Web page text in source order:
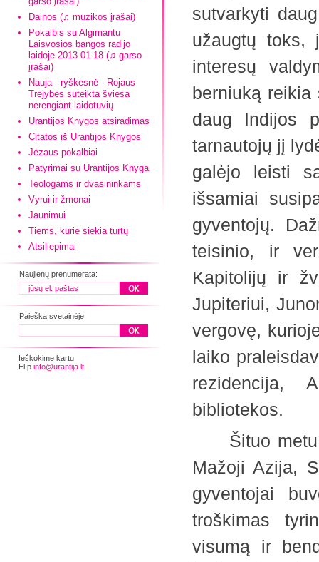
Dainos (♫ muzikos įrašai)
Pokalbis su Algimantu
Laisvosios bangos radijo
laidoje 2013 01 18 (♫ garso
įrašai)
Nauja - ryškesnė - Rojaus
Trejybės suteikta šviesa
nerengiant laidotuvių
Urantijos Knygos atsiradimas
Citatos iš Urantijos Knygos
Jėzaus pokalbiai
Patyrimai su Urantijos Knyga
Teologams ir dvasininkams
Vyrui ir žmonai
Jaunimui
Tiems, kurie siekia turtų
Atsiliepimai
Naujienų prenumerata:
Paieška svetainėje:
Ieškokime kartu
El.p. info@urantija.lt
sutvarkyti
užaugtų toks,
interesų
berniuką
daug Indijos
tarnautojų jį
galėjo leisti
išsamiai
gyventojų.
teisinio, ir
Kapitolijų ir
Jupiteriui,
vergovę,
laiko
rezidencija,
bibliotekos.
Šituo metu
Mažoji Azija,
gyventojai
troškimas
visumą ir